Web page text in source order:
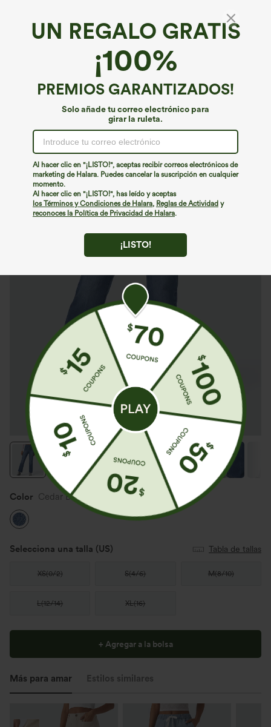
UN REGALO GRATIS
¡100%
PREMIOS GARANTIZADOS!
Solo añade tu correo electrónico para
girar la ruleta.
Al hacer clic en "¡LISTO!", aceptas recibir correos electrónicos de
marketing de Halara. Puedes cancelar la suscripción en cualquier
momento.
Al hacer clic en "¡LISTO!", has leído y aceptas
los Términos y Condiciones de Halara, Reglas de Actividad y
reconoces la Política de Privacidad de Halara.
¡LISTO!
Tejido vaquero Halara Flex™*
Halara Flex™ vaqueros bootcut informales de
talle alto con bolsillos decorativos
12 )
€44,95 EUR
Color Cedar Blue Denim
Selecciona una talla (US) Tabla de tallas
XS(0/2) S(4/6) M(8/10)
L(12/14) XL(16)
+ Agregar a la bolsa
Más para amar Estilos similares